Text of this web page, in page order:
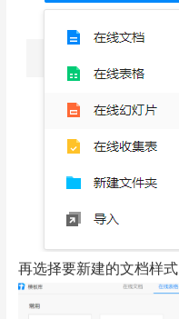
再选择要新建的文档样式